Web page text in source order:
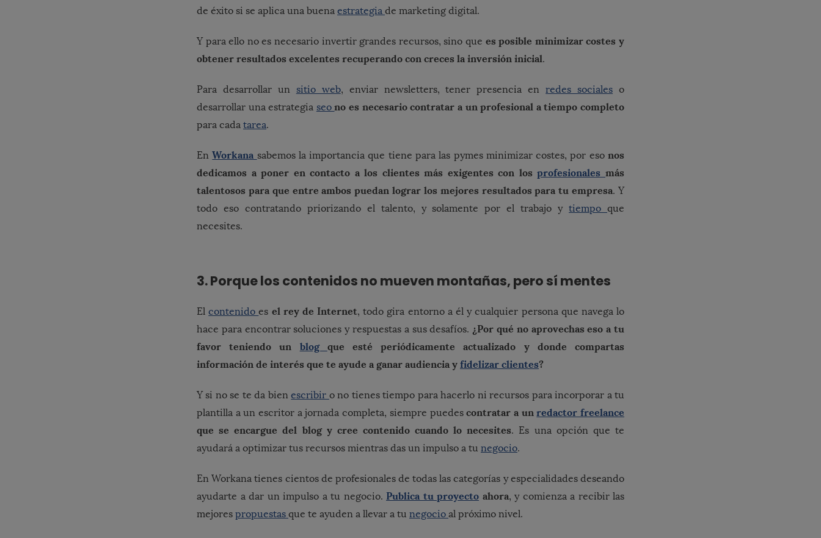
de éxito si se aplica una buena estrategia de marketing digital.
Y para ello no es necesario invertir grandes recursos, sino que es posible minimizar costes y
obtener resultados excelentes recuperando con creces la inversión inicial.
Para desarrollar un sitio web, enviar newsletters, tener presencia enredes sociales o
desarrollar una estrategia seono es necesario contratar a un profesional a tiempo completo
para cada tarea.
En Workana sabemos la importancia que tiene para las pymes minimizar costes, por esonos
dedicamos a poner en contacto a los clientes más exigentes con losprofesionalesmás
talentosos para que entre ambos puedan lograr los mejores resultados para tu empresa. Y
todo eso contratando priorizando el talento, y solamente por el trabajo ytiempoque
necesites.
3. Porque los contenidos no mueven montañas, pero sí mentes
Elcontenidoes el rey de Internet, todo gira entorno a él y cualquier persona que navega lo
hace para encontrar soluciones y respuestas a sus desafíos. ¿Por qué no aprovechas eso a tu
favor teniendo un blog que esté periódicamente actualizado y donde compartas
información de interés que te ayude a ganar audiencia y fidelizar clientes?
Y si no se te da bienescribir o no tienes tiempo para hacerlo ni recursos para incorporar a tu
plantilla a un escritor a jornada completa, siempre puedescontratar a unredactor freelance
que se encargue del blog y cree contenido cuando lo necesites. Es una opción que te
ayudará a optimizar tus recursos mientras das un impulso a tu negocio.
En Workana tienes cientos de profesionales de todas las categorías y especialidades deseando
ayudarte a dar un impulso a tu negocio. Publica tu proyecto ahora, y comienza a recibir las
mejores propuestas que te ayuden a llevar a tu negocio al próximo nivel.